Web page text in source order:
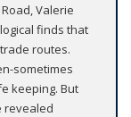
Valerie
finds that
routes.
sometimes
keeping. But
revealed